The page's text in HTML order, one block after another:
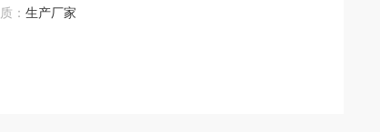
：生产厂家